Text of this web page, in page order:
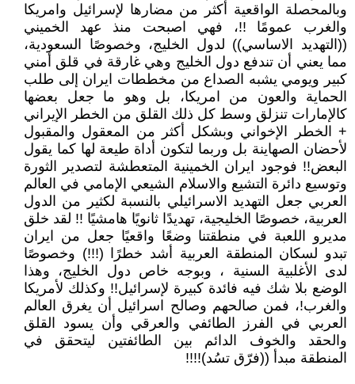
وبالمحصلة الواقعية أكثر من مضارها لإسرائيل وامريكا
والغرب عمومًا !!، فهي اصبحت منذ عهد الخميني
((التهديد الاساسي)) لدول الخليج، وخصوصًا السعودية،
مما يعني أن تندفع دول الخليج وهي غارقة في قلق أمني
كبير ويومي يشبه الصداع من مخططات ايران إلى طلب
الحماية والعون من امريكا، بل وهو ما جعل بعضها
كالإمارات تنزلق وسط كل ذلك القلق من الخطر الإيراني
+ الخطر الإخواني وبشكل أكثر من المعقول والمقبول
لأحضان الصهاينة بل وربما لتكون أداة طيعة لها كما يقول
البعض!! فوجود ايران الخمينية المتعطشة لتصدير الثورة
وتوسيع دائرة التشيع والاسلام الشيعي الإمامي في العالم
العربي جعل التهديد الاسرائيلي بالنسبة لكثير من الدول
العربية، خصوصًا الخليجية، تهديدًا ثانويًا هامشيًا !! لقد خلق
مديرو اللعبة في منطقتنا وضعًا واقعيًا جعل من ايران
تبدو لسكان المنطقة العربية أشد خطرًا (!!!) وخصوصًا
لدى الأغلبية السنية ، وبوجه خاص دول الخليج، وهذا
الوضع بلا شك فيه فائدة كبيرة لإسرائيل!! وكذلك لأمريكا
والغرب!، فمن صالحهم وصالح اسرائيل أن يغرق العالم
العربي في الفرز الطائفي والعرقي وأن يسود القلق
والحقد والخوف الدائم بين الطائفتين ليتحقق في
المنطقة مبدأ ((فرّق تسُد)!!!!